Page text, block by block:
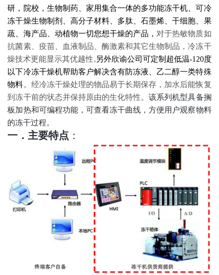
研，院校，生物制药、家用集合一体的多功能冻干机、可冷
冻干燥生物制剂、高分子材料、多肽、石墨烯、干细胞、果
蔬、海产品、动植物一切您想干燥的产品， 对于热敏物质如
抗菌素、疫苗、血液制品、酶激素和其它生物制品，冷冻干
燥技术更能显示其优越性,另外欣谕公司可定制超低温-120度
以下冷冻干燥机帮助客户解决含有防冻液、乙二醇一类特殊
物料。经冷冻干燥处理的物品易于长期保存，加水后能恢复
到冻干前的状态并保持原由的生化特性。该系列机型具备搁
板加热和可编程功能，可查看冻干曲线，方便用户观察物料
的冻干过程。
一． 主要特点 ：